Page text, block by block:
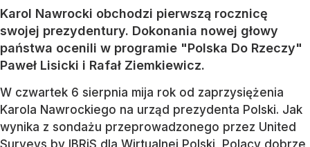
Karol Nawrocki obchodzi pierwszą rocznicę
swojej prezydentury. Dokonania nowej głowy
państwa ocenili w programie "Polska Do Rzeczy"
Paweł Lisicki i Rafał Ziemkiewicz.
W czwartek 6 sierpnia mija rok od zaprzysiężenia
Karola Nawrockiego na urząd prezydenta Polski. Jak
wynika z sondażu przeprowadzonego przez United
Surveys by IBRiS dla Wirtualnej Polski, Polacy dobrze